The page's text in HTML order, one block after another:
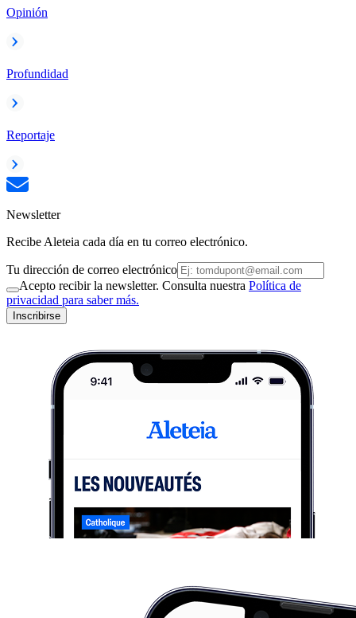
Opinión
Profundidad
Reportaje
Newsletter
Recibe Aleteia cada día en tu correo electrónico.
Tu dirección de correo electrónico
Acepto recibir la newsletter. Consulta nuestra Política de
privacidad para saber más.
Inscribirse